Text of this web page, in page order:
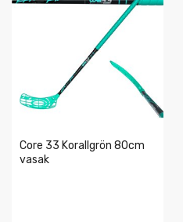
Core 33 Korallgrön 80cm
vasak